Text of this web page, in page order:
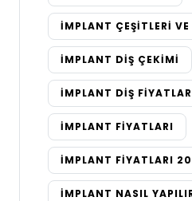
IMPLANT ÇEŞITLERI
IMPLANT DIŞ ÇEKIMI
IMPLANT DIŞ
IMPLANT FIYATLARI
IMPLANT FIYATLARI
IMPLANT NASIL